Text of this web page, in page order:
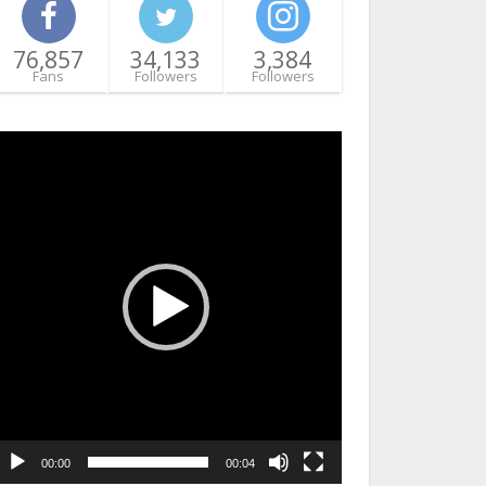
76,857
Fans
34,133
Followers
3,384
Followers
00:00 00:04